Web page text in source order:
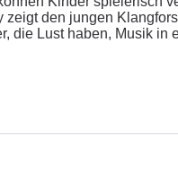
zeigt den jungen
die Lust haben, Musik in